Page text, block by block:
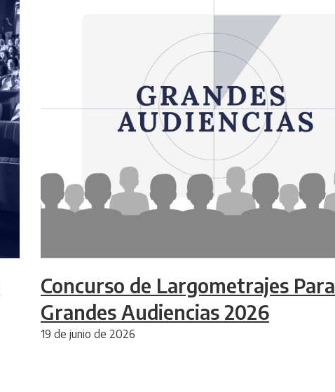
Concurso de Largometrajes Para
Grandes Audiencias 2026
19 de junio de 2026